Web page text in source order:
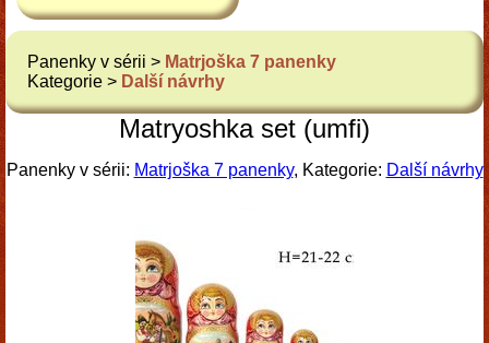
Panenky v sérii > Matrjoška 7 panenky
Kategorie > Další návrhy
Matryoshka set (umfi)
Panenky v sérii: Matrjoška 7 panenky, Kategorie: Další návrhy